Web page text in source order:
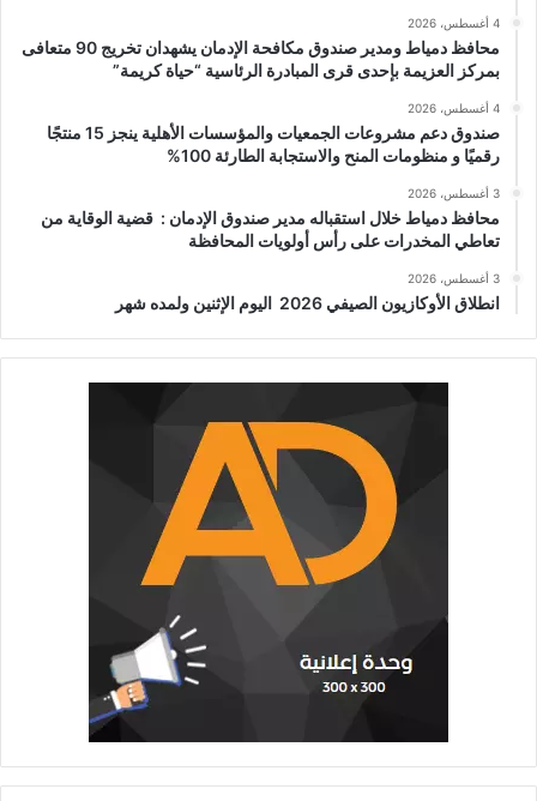
4 أغسطس، 2026
محافظ دمياط ومدير صندوق مكافحة الإدمان يشهدان تخريج 90 متعافى
بمركز العزيمة بإحدى قرى المبادرة الرئاسية “حياة كريمة”
4 أغسطس، 2026
صندوق دعم مشروعات الجمعيات والمؤسسات الأهلية ينجز 15 منتجًا
رقميًا و منظومات المنح والاستجابة الطارئة 100%
3 أغسطس، 2026
محافظ دمياط خلال استقباله مدير صندوق الإدمان : قضية الوقاية من
تعاطي المخدرات على رأس أولويات المحافظة
3 أغسطس، 2026
انطلاق الأوكازيون الصيفي 2026 اليوم الإثنين ولمده شهر